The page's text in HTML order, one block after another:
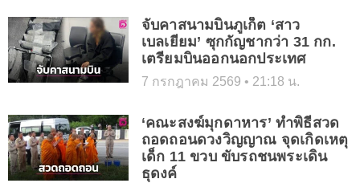
จับคาสนามบินภูเก็ต ‘สาว
เบลเยียม’ ซุกกัญชากว่า 31 กก.
เตรียมบินออกนอกประเทศ
7 กรกฎาคม 2569 21:18 น.
‘คณะสงฆ์มุกดาหาร’ ทำพิธีสวด
ถอดถอนดวงวิญญาณ จุดเกิดเหตุ
เด็ก 11 ขวบ ขับรถชนพระเดิน
ธุดงค์